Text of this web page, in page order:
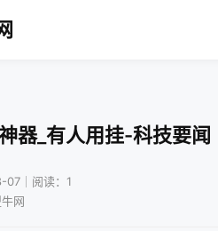
器_有人用挂-科技要闻
07｜阅读：1
网